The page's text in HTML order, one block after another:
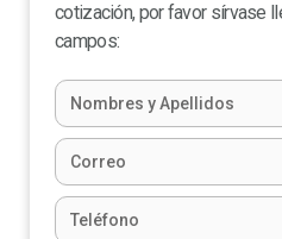
cotización, por favor sírvase
campos: